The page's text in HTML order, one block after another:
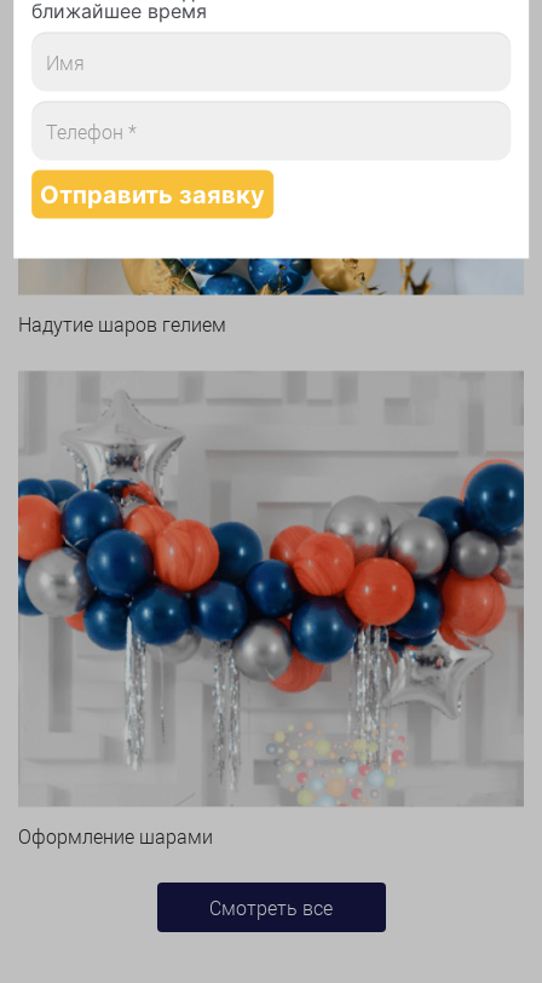
Арки и гирлянды из шаров
Надутие шаров гелием
Оформление шарами
Смотреть все
ближайшее время